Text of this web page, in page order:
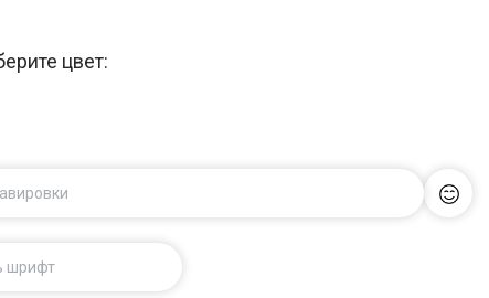
цвет:
шрифт